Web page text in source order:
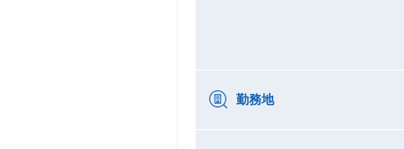
勤務地